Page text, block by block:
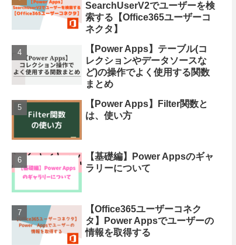
SearchUserV2でユーザーを検
索する【Office365ユーザーコ
ネクタ】
【Power Apps】テーブル(コ
レクションやデータソースな
ど)の操作でよく使用する関数
まとめ
【Power Apps】Filter関数と
は、使い方
【基礎編】Power Appsのギャ
ラリーについて
【Office365ユーザーコネク
タ】Power Appsでユーザーの
情報を取得する